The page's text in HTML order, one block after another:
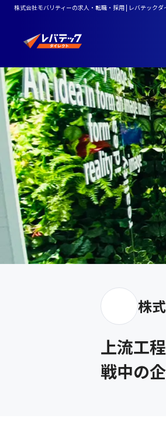
株式会社モバリティーの求人・転職・採用 | レバテックダ
株
上流工
戦中の